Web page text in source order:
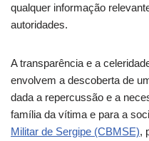
qualquer informação
autoridades.
A transparência e a
envolvem a descoberta de
dada a repercussão e a
família da vítima e para a
Militar de Sergipe (CBMSE),